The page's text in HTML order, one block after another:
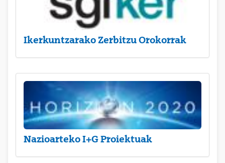
Ikerkuntzarako Zerbitzu Orokorrak
Nazioarteko I+G Proiektuak